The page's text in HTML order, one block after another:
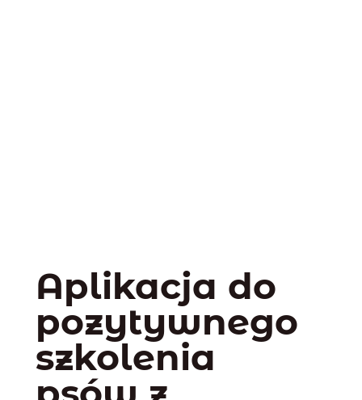
Aplikacja do
pozytywnego
szkolenia